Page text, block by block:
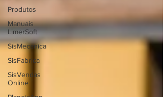
Produtos
Manuais
LimerSoft
SisMecanica
SisFabrica
SisVendas
Online